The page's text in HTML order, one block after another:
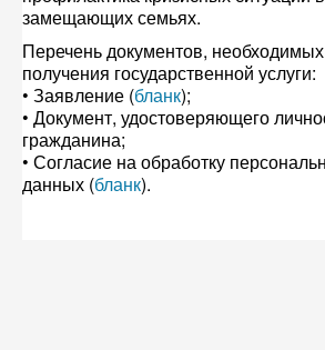
замещающих семьях.
Перечень документов,
получения государственной услуги:
• Заявление (бланк);
• Документ, удостоверяющего
гражданина;
• Согласие на обработку
данных (бланк).